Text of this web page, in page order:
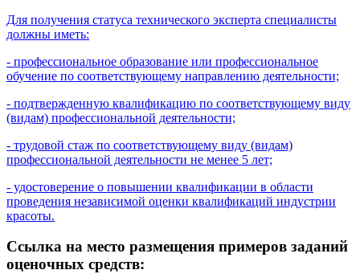
Для получения статуса технического эксперта специалисты
должны иметь:
- профессиональное образование или профессиональное
обучение по соответствующему направлению деятельности;
- подтвержденную квалификацию по соответствующему виду
(видам) профессиональной деятельности;
- трудовой стаж по соответствующему виду (видам)
профессиональной деятельности не менее 5 лет;
- удостоверение о повышении квалификации в области
проведения независимой оценки квалификаций индустрии
красоты.
Ссылка на место размещения примеров заданий
оценочных средств: